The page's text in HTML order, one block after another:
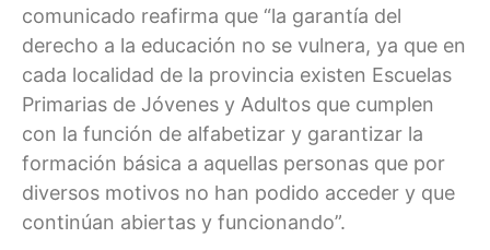
comunicado reafirma que “la garantía del
derecho a la educación no se vulnera, ya que en
cada localidad de la provincia existen Escuelas
Primarias de Jóvenes y Adultos que cumplen
con la función de alfabetizar y garantizar la
formación básica a aquellas personas que por
diversos motivos no han podido acceder y que
continúan abiertas y funcionando”.